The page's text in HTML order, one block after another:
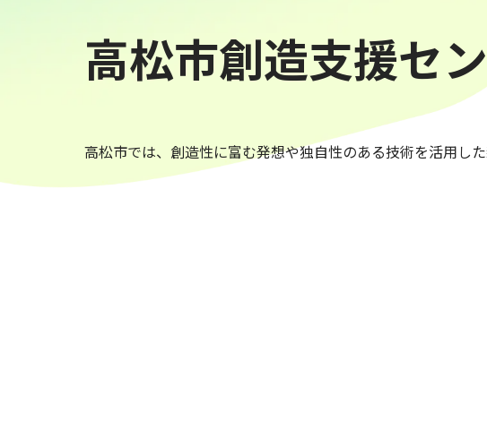
高松市創造支援セ
高松市では、創造性に富む発想や独自性のある技術を活用し